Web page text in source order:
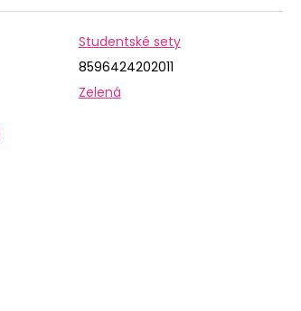
Studentské sety
8596424202011
Zelená